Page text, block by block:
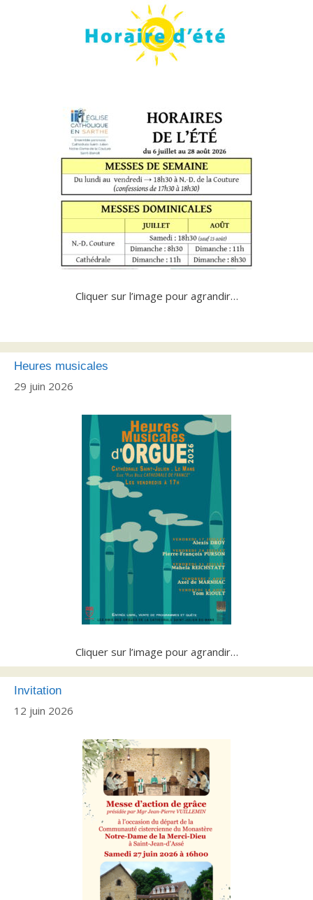
Cliquer sur l’image pour agrandir…
Heures musicales
29 juin 2026
Cliquer sur l’image pour agrandir…
Invitation
12 juin 2026